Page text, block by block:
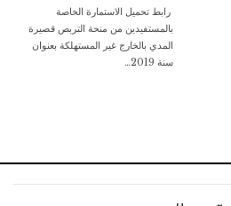
رابط تحميل الاستمارة الخاصة
بالمستفيدين من منحة التربص قصيرة
المدي بالخارج غير المستهلكة بعنوان
سنة 2019…